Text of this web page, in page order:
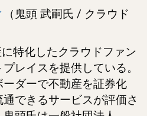
（鬼頭 武嗣氏 / クラウド
特化したクラウドファン
レイスを提供している。
ダーで不動産を証券化
できるサービスが評価さ